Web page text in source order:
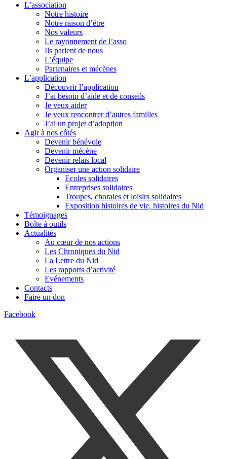
L’association
Notre histoire
Notre raison d’être
Nos valeurs
Le rayonnement de l’asso
Ils parlent de nous
L’équipe
Partenaires et mécènes
L’application
Découvrir l’application
J’ai besoin d’aide et de conseils
Je veux aider
Je veux rencontrer d’autres familles
J’ai un projet d’adoption
Agir à nos côtés
Devenir bénévole
Devenir mécène
Devenir relais local
Organiser une action solidaire
Ecoles solidaires
Entreprises solidaires
Troupes, chorales et loisirs solidaires
Exposition histoires de vie, histoires du Nid
Témoignages
Boîte à outils
Actualités
Au cœur de nos actions
Les Chroniques du Nid
La Lettre du Nid
Les rapports d’activité
Evénements
Contacts
Faire un don
Facebook